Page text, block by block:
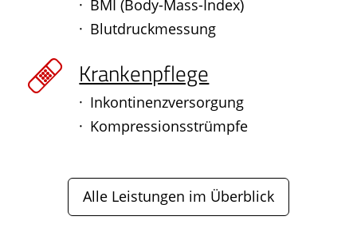
BMI (Body-Mass-Index)
Blutdruckmessung
Krankenpflege
Inkontinenzversorgung
Kompressionsstrümpfe
Alle Leistungen im Überblick